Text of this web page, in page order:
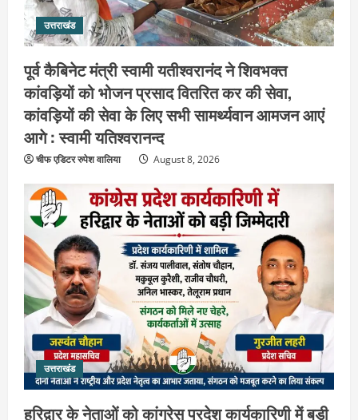
उत्तराखंड
पूर्व कैबिनेट मंत्री स्वामी यतीश्वरानंद ने शिवभक्त
कांवड़ियों को भोजन प्रसाद वितरित कर की सेवा,
कांवड़ियों की सेवा के लिए सभी सामर्थ्यवान आमजन आएं
आगे : स्वामी यतिश्वरानन्द
चीफ एडिटर रुपेश वालिया August 8, 2026
उत्तराखंड
हरिद्वार के नेताओं को कांग्रेस प्रदेश कार्यकारिणी में बड़ी
2
उत्तराखंड
हरिद्वार के नेताओं को कांग्रेस प्रदेश
कार्यकारिणी में बड़ी जिम्मेदारी, संगठन को मिले
नए चेहरे
August 7, 2026
उत्तराखंड
2036 ओलंपिक का सपना लेकर निकलेगी
कांवड़ यात्रा, संतों ने दिया विजयी भव का
आशीर्वाद